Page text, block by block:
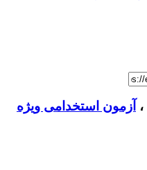
، آزمون استخدامی ویژه